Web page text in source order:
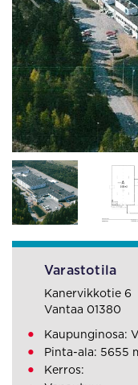
Varastotila
Kanervikkotie 6
Vantaa 01380
Kaupunginosa:
Pinta-ala: 5655
Kerros: